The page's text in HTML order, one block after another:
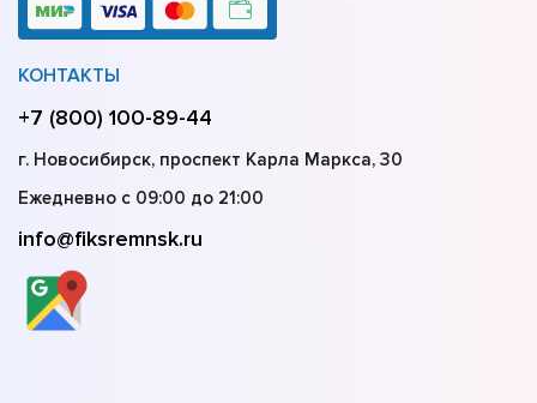
КОНТАКТЫ
+7 (800) 100-89-44
г. Новосибирск, проспект Карла Маркса, 30
Ежедневно с 09:00 до 21:00
info@fiksremnsk.ru